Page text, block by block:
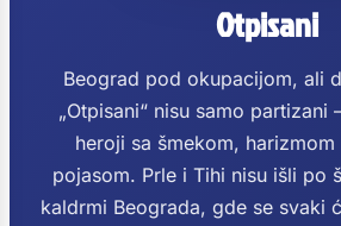
Otpisani
Beograd pod okupacijom, ali
„Otpisani“ nisu samo partizani
heroji sa šmekom,
pojasom. Prle i Tihi nisu išli po
kaldrmi Beograda, gde se svaki